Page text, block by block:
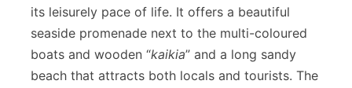
its leisurely pace of life. It offers a beautiful
seaside promenade next to the multi-coloured
boats and wooden “kaikia” and a long sandy
beach that attracts both locals and tourists. The